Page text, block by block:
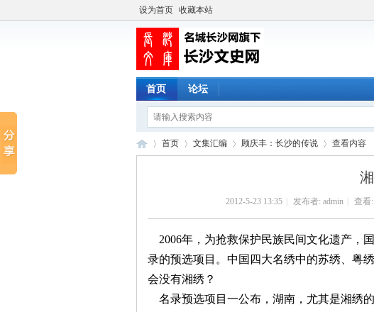
设为首页 收藏本站
首页 论坛
首页 文集汇编
›
顾庆丰：长沙的传说
›
查看内容
2012-5-23 13:35 发布者: admin 查看:
2006年，为抢救保护民族民间文化遗产，
录的预选项目。中国四大名绣中的苏绣、粤
会没有湘绣？
名录预选项目一公布，湖南，尤其是湘绣